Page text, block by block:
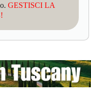
GESTISCI LA